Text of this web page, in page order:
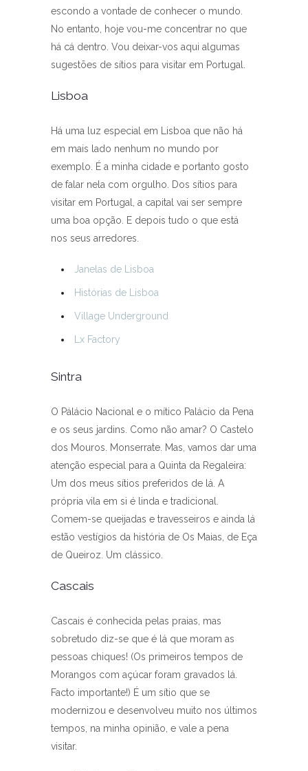
escondo a vontade de conhecer o mundo.
No entanto, hoje vou-me concentrar no que
há cá dentro. Vou deixar-vos aqui algumas
sugestões de sítios para visitar em Portugal.
Lisboa
Há uma luz especial em Lisboa que não há
em mais lado nenhum no mundo por
exemplo. É a minha cidade e portanto gosto
de falar nela com orgulho. Dos sítios para
visitar em Portugal, a capital vai ser sempre
uma boa opção. E depois tudo o que está
nos seus arredores.
Janelas de Lisboa
Histórias de Lisboa
Village Underground
Lx Factory
Sintra
O Pálácio Nacional e o mítico Palácio da Pena
e os seus jardins. Como não amar? O Castelo
dos Mouros. Monserrate. Mas, vamos dar uma
atenção especial para a Quinta da Regaleira:
Um dos meus sítios preferidos de lá. A
própria vila em si é linda e tradicional.
Comem-se queijadas e travesseiros e ainda lá
estão vestígios da história de Os Maias, de Eça
de Queiroz. Um clássico.
Cascais
Cascais é conhecida pelas praias, mas
sobretudo diz-se que é lá que moram as
pessoas chiques! (Os primeiros tempos de
Morangos com açúcar foram gravados lá.
Facto importante!) É um sítio que se
modernizou e desenvolveu muito nos últimos
tempos, na minha opinião, e vale a pena
visitar.